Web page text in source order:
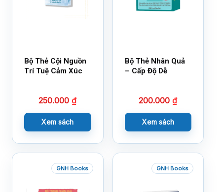
Bộ Thẻ Cội Nguồn
Trí Tuệ Cảm Xúc
250.000₫
Xem sách
Bộ Thẻ Nhân Quả
– Cấp Độ Dễ
200.000₫
Xem sách
GNH Books GNH Books